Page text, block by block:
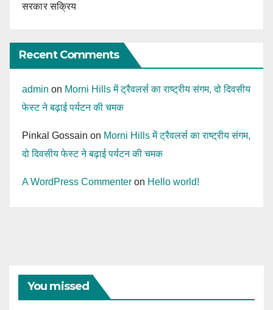
सरकार सक्रिय
Recent Comments
admin on Morni Hills में ट्रैवलर्स का राष्ट्रीय संगम, दो दिवसीय
फेस्ट ने बढ़ाई पर्यटन की चमक
Pinkal Gossain on Morni Hills में ट्रैवलर्स का राष्ट्रीय संगम,
दो दिवसीय फेस्ट ने बढ़ाई पर्यटन की चमक
A WordPress Commenter on Hello world!
You missed